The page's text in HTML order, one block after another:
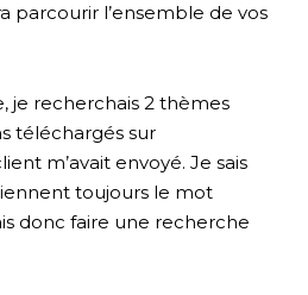
parcourir l’ensemble de vos
je recherchais 2 thèmes
téléchargés sur
m’avait envoyé. Je sais
toujours le mot
donc faire une recherche